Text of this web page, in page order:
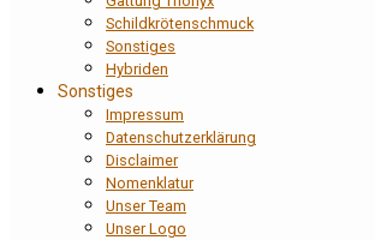
Schildkrötenschmuck
Sonstiges
Hybriden
Sonstiges
Impressum
Datenschutzerklärung
Disclaimer
Nomenklatur
Unser Team
Unser Logo